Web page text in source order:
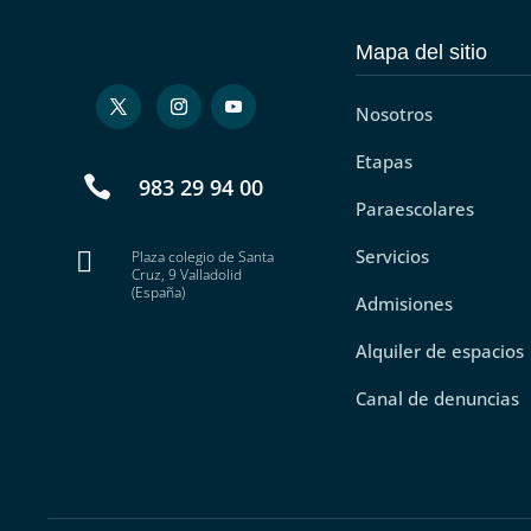
 983 29 94 00

Plaza colegio de Santa
Cruz, 9 Valladolid
(España)
Mapa del sitio
Nosotros
Etapas
Paraescolares
Servicios
Admisiones
Alquiler de espacios
Canal de denuncias